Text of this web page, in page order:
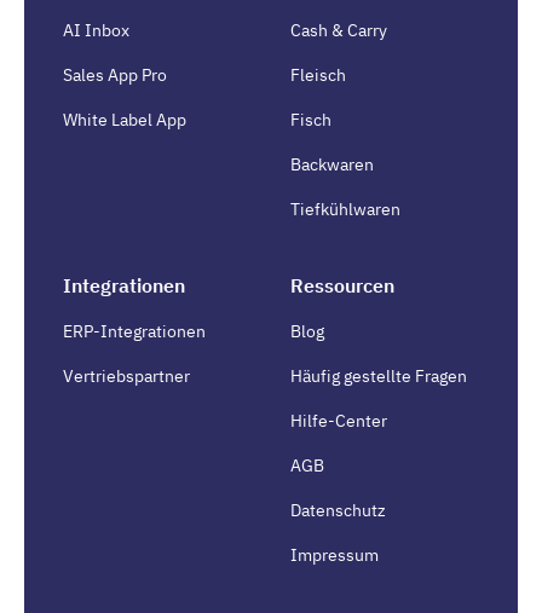
AI Inbox
Sales App Pro
White Label App
Cash & Carry
Fleisch
Fisch
Backwaren
Tiefkühlwaren
Integrationen
ERP-Integrationen
Vertriebspartner
Ressourcen
Blog
Häufig gestellte Fragen
Hilfe-Center
AGB
Datenschutz
Impressum